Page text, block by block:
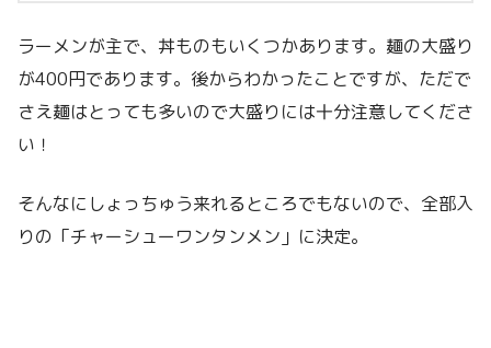
ラーメンが主で、丼ものもいくつかあります。麺の大盛り
が400円であります。後からわかったことですが、ただで
さえ麺はとっても多いので大盛りには十分注意してくださ
い！
そんなにしょっちゅう来れるところでもないので、全部入
りの「チャーシューワンタンメン」に決定。